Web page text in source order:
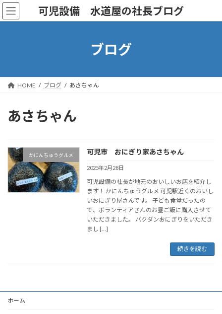
コ
ン
ナ
ビ
可児設備 水道屋の社長ブログ
ブログ
HOME ブログ あさちゃん
あさちゃん
かにんちゅうグルメ 可児市 おにぎり家あさちゃん
2025年2月28日
可児設備の社長が地元のおいしいお店を紹介し
ます！ かにんちゅうグルメ 可児駅近くのおいし
いおにぎり屋さんです。 子ども食堂だったの
で、ボランティアさんのお昼ご飯に購入させて
いただきました。 バクダンおにぎりをいただき
まし […]
続きを読む
ホーム